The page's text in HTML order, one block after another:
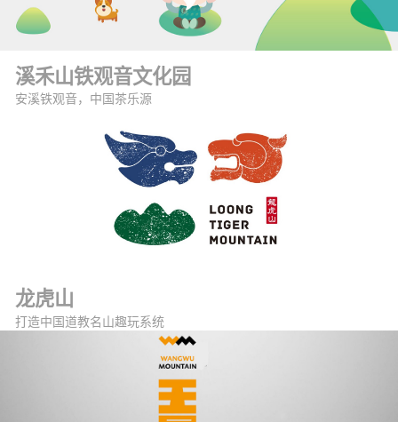
溪禾山铁观音文化园
安溪铁观音，中国茶乐源
龙虎山
打造中国道教名山趣玩系统